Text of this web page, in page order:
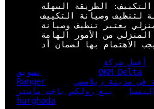
الطريقة السهلة
لتنظيف وصيانة التكييف
يعتبر تنظيف وصيانة
المنزلي من الأمور الهامة
أفضل شركة
تسويق
OKM Delta
Ranger
في مدينة زيلامسي
النمسا
بيع رولكس ياخت ماستر
hurghada